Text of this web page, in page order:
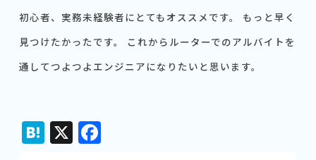
初心者、実務未経験者にとてもオススメです。 もっと早く
見つけたかったです。 これからルーターでのアルバイトを
通してつよつよエンジニアになりたいと思います。
Hatena
X Facebook